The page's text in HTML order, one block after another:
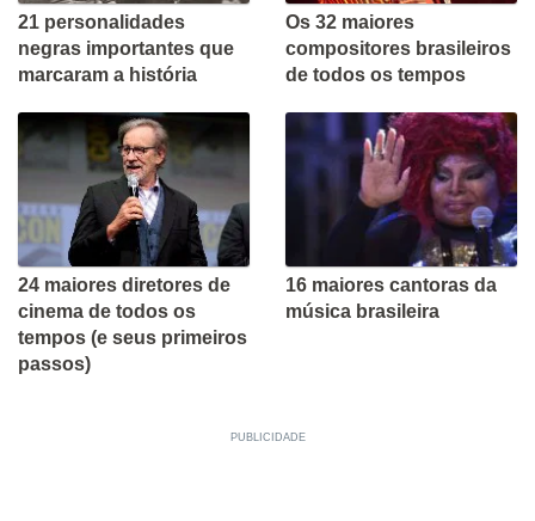
21 personalidades
negras importantes que
marcaram a história
Os 32 maiores
compositores brasileiros
de todos os tempos
24 maiores diretores de
cinema de todos os
tempos (e seus primeiros
passos)
16 maiores cantoras da
música brasileira